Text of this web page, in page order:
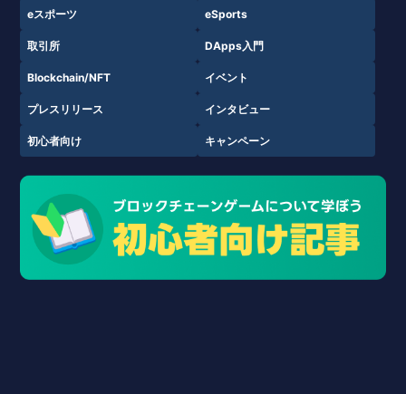
eスポーツ eSports
取引所 DApps入門
Blockchain/NFT イベント
プレスリリース インタビュー
初心者向け キャンペーン